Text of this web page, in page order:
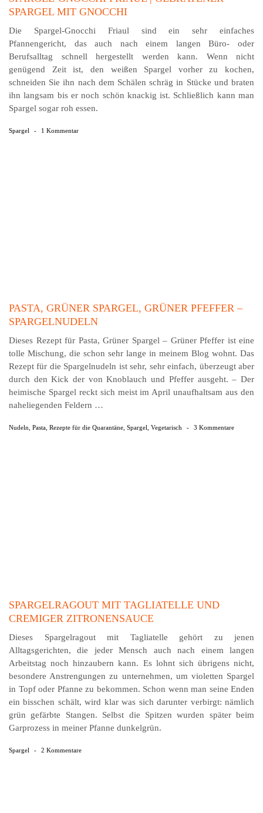
SPARGEL MIT GNOCCHI
Die Spargel-Gnocchi Friaul sind ein sehr einfaches
Pfannengericht, das auch nach einem langen Büro- oder
Berufsalltag schnell hergestellt werden kann. Wenn nicht
genügend Zeit ist, den weißen Spargel vorher zu kochen,
schneiden Sie ihn nach dem Schälen schräg in Stücke und braten
ihn langsam bis er noch schön knackig ist. Schließlich kann man
Spargel sogar roh essen.
Spargel - 1 Kommentar
PASTA, GRÜNER SPARGEL, GRÜNER PFEFFER –
SPARGELNUDELN
Dieses Rezept für Pasta, Grüner Spargel – Grüner Pfeffer ist eine
tolle Mischung, die schon sehr lange in meinem Blog wohnt. Das
Rezept für die Spargelnudeln ist sehr, sehr einfach, überzeugt aber
durch den Kick der von Knoblauch und Pfeffer ausgeht. – Der
heimische Spargel reckt sich meist im April unaufhaltsam aus den
naheliegenden Feldern …
Nudeln Pasta Rezepte für die Quarantäne Spargel Vegetarisch - 3 Kommentare
SPARGELRAGOUT MIT TAGLIATELLE UND
CREMIGER ZITRONENSAUCE
Dieses Spargelragout mit Tagliatelle gehört zu jenen
Alltagsgerichten, die jeder Mensch auch nach einem langen
Arbeits­tag noch hinzaubern kann. Es lohnt sich übrigens nicht,
besondere Anstrengungen zu unter­nehmen, um violetten Spargel
in Topf oder Pfanne zu be­kommen. Schon wenn man seine Enden
ein bisschen schält, wird klar was sich darunter verbirgt: nämlich
grün gefärbte Stangen. Selbst die Spitzen wurden später beim
Garprozess in meiner Pfanne dunkelgrün.
Spargel - 2 Kommentare